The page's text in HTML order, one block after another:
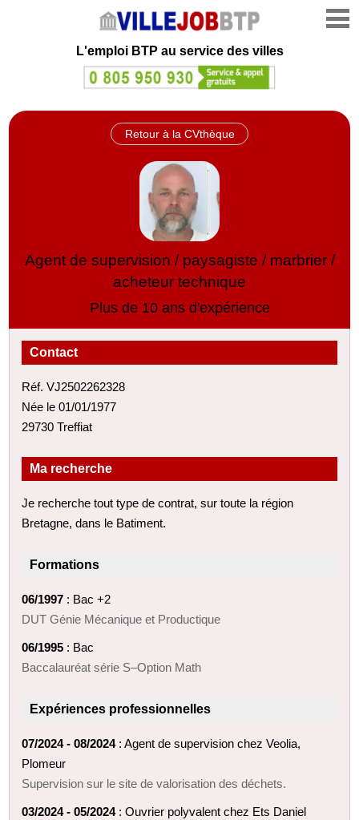
L'emploi BTP au service des villes
Retour à la CVthèque
Agent de supervision / paysagiste / marbrier /
acheteur technique
Plus de 10 ans d'expérience
Contact
Réf. VJ2502262328
Née le 01/01/1977
29730 Treffiat
Ma recherche
Je recherche tout type de contrat, sur toute la région
Bretagne, dans le Batiment.
Formations
06/1997 : Bac +2
DUT Génie Mécanique et Productique
06/1995 : Bac
Baccalauréat série S–Option Math
Expériences professionnelles
07/2024 - 08/2024: Agent de supervision chez Veolia,
Plomeur
Supervision sur le site de valorisation des déchets.
03/2024 - 05/2024: Ouvrier polyvalent chez Ets Daniel